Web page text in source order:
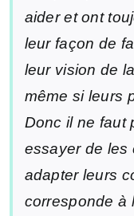
aider et ont
leur façon de
leur vision de
même si leurs
Donc il ne faut
essayer de les
adapter leurs
corresponde à